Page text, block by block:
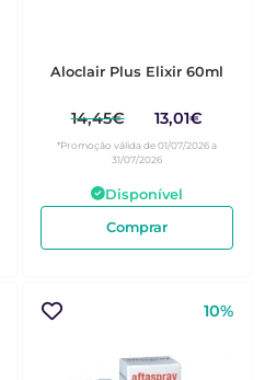
Aloclair Plus Elixir 60ml
14,45€ 13,01€
*Promoção válida de 01/07/2026 a
31/07/2026
Disponível
Comprar
10%